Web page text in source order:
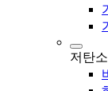
저탄